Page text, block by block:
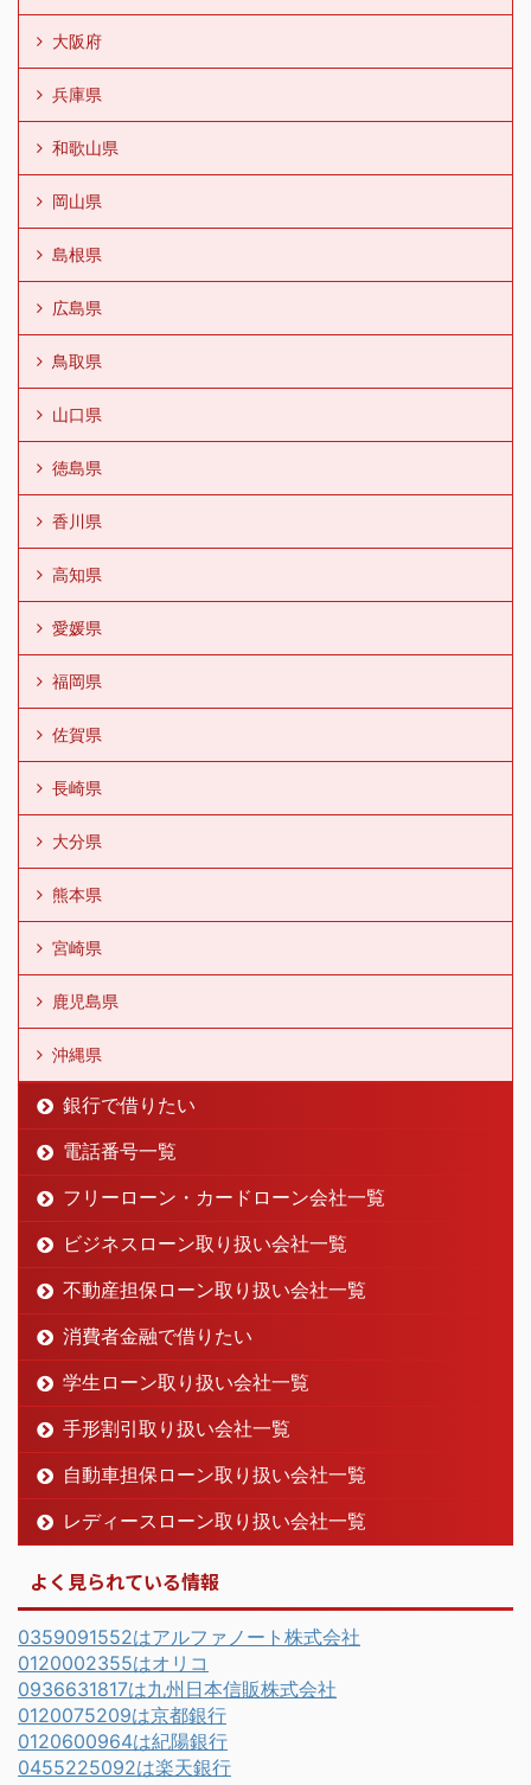
大阪府
兵庫県
和歌山県
岡山県
島根県
広島県
鳥取県
山口県
徳島県
香川県
高知県
愛媛県
福岡県
佐賀県
長崎県
大分県
熊本県
宮崎県
鹿児島県
沖縄県
銀行で借りたい
電話番号一覧
フリーローン・カードローン会社一覧
ビジネスローン取り扱い会社一覧
不動産担保ローン取り扱い会社一覧
消費者金融で借りたい
学生ローン取り扱い会社一覧
手形割引取り扱い会社一覧
自動車担保ローン取り扱い会社一覧
レディースローン取り扱い会社一覧
よく見られている情報
0359091552はアルファノート株式会社
0120002355はオリコ
0936631817は九州日本信販株式会社
0120075209は京都銀行
0120600964は紀陽銀行
0455225092は楽天銀行